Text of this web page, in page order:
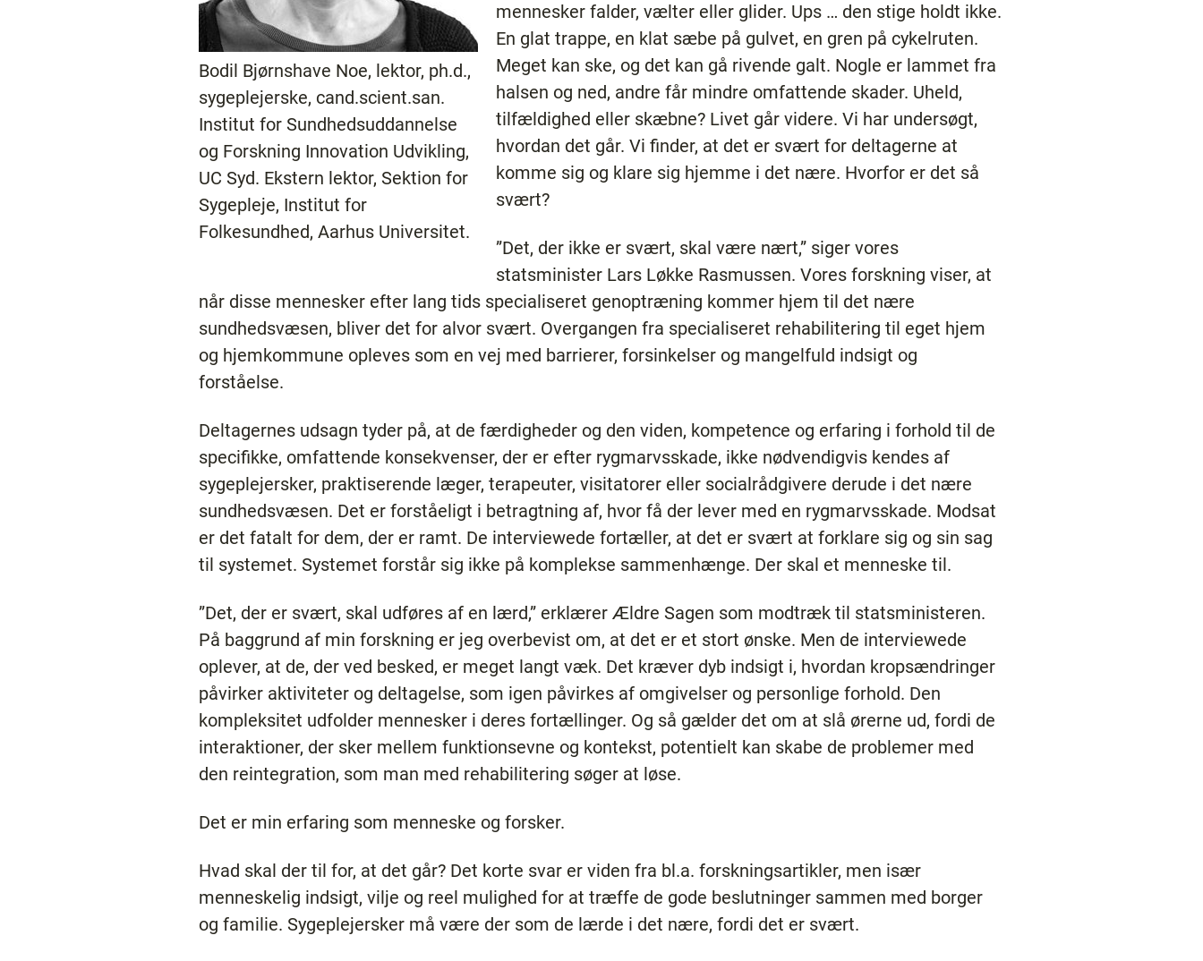
Bodil Bjørnshave Noe, lektor, ph.d.,
sygeplejerske, cand.scient.san.
Institut for Sundhedsuddannelse
og Forskning Innovation Udvikling,
UC Syd. Ekstern lektor, Sektion for
Sygepleje, Institut for
Folkesundhed, Aarhus Universitet.
mennesker falder, vælter eller glider. Ups … den stige holdt ikke.
En glat trappe, en klat sæbe på gulvet, en gren på cykelruten.
Meget kan ske, og det kan gå rivende galt. Nogle er lammet fra
halsen og ned, andre får mindre omfattende skader. Uheld,
tilfældighed eller skæbne? Livet går videre. Vi har undersøgt,
hvordan det går. Vi finder, at det er svært for deltagerne at
komme sig og klare sig hjemme i det nære. Hvorfor er det så
svært?
”Det, der ikke er svært, skal være nært,” siger vores
statsminister Lars Løkke Rasmussen. Vores forskning viser, at
når disse mennesker efter lang tids specialiseret genoptræning kommer hjem til det nære
sundhedsvæsen, bliver det for alvor svært. Overgangen fra specialiseret rehabilitering til eget hjem
og hjemkommune opleves som en vej med barrierer, forsinkelser og mangelfuld indsigt og
forståelse.
Deltagernes udsagn tyder på, at de færdigheder og den viden, kompetence og erfaring i forhold til de
specifikke, omfattende konsekvenser, der er efter rygmarvsskade, ikke nødvendigvis kendes af
sygeplejersker, praktiserende læger, terapeuter, visitatorer eller socialrådgivere derude i det nære
sundhedsvæsen. Det er forståeligt i betragtning af, hvor få der lever med en rygmarvsskade. Modsat
er det fatalt for dem, der er ramt. De interviewede fortæller, at det er svært at forklare sig og sin sag
til systemet. Systemet forstår sig ikke på komplekse sammenhænge. Der skal et menneske til.
”Det, der er svært, skal udføres af en lærd,” erklærer Ældre Sagen som modtræk til statsministeren.
På baggrund af min forskning er jeg overbevist om, at det er et stort ønske. Men de interviewede
oplever, at de, der ved besked, er meget langt væk. Det kræver dyb indsigt i, hvordan kropsændringer
påvirker aktiviteter og deltagelse, som igen påvirkes af omgivelser og personlige forhold. Den
kompleksitet udfolder mennesker i deres fortællinger. Og så gælder det om at slå ørerne ud, fordi de
interaktioner, der sker mellem funktionsevne og kontekst, potentielt kan skabe de problemer med
den reintegration, som man med rehabilitering søger at løse.
Det er min erfaring som menneske og forsker.
Hvad skal der til for, at det går? Det korte svar er viden fra bl.a. forskningsartikler, men især
menneskelig indsigt, vilje og reel mulighed for at træffe de gode beslutninger sammen med borger
og familie. Sygeplejersker må være der som de lærde i det nære, fordi det er svært.